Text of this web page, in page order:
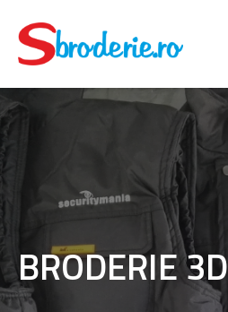
BRODERIE 3D